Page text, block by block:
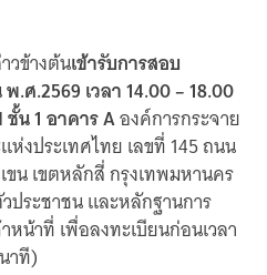
วข้างต้นเข้ารับการสอบ
.2569 เวลา 14.00 – 18.00
ชั้น 1 อาคาร Aองค์การกระจาย
งประเทศไทย เลขที่ 145 ถนน
น เขตหลักสี่ กรุงเทพมหานคร
ประชาชน และหลักฐานการ
น้าที่ เพื่อลงทะเบียนก่อนเวลา
าที)